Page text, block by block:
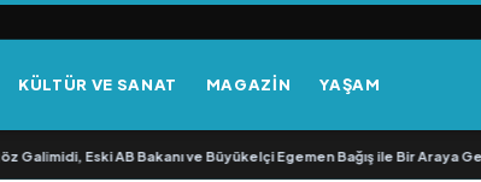
KÜLTÜR VE SANAT MAGAZİN YAŞAM
Eski AB Bakanı ve Büyükelçi Egemen Bağış ile Bir Araya Geldi•